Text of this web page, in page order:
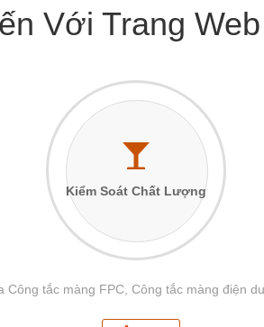
Với Trang
Kiểm Soát Chất Lượng
tắc màng FPC, Công tắc màng điện